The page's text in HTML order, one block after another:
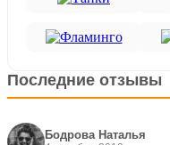
Последние отзывы
Бодрова Наталья